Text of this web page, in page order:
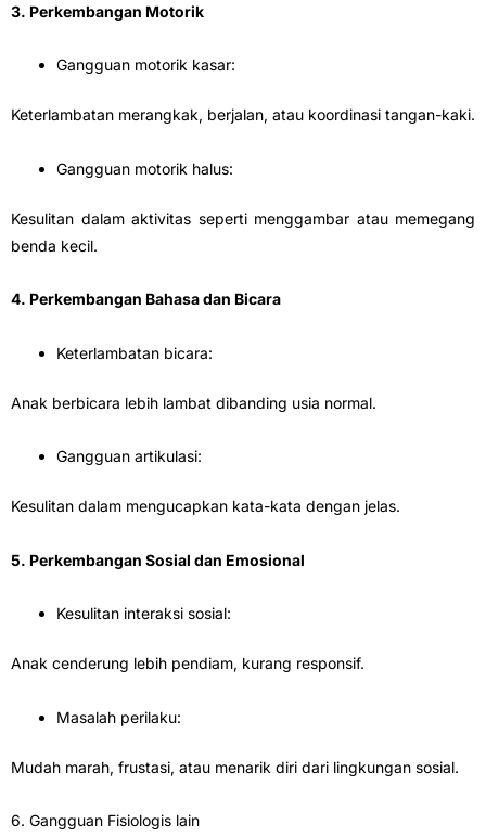
3. Perkembangan Motorik
Gangguan motorik kasar:
Keterlambatan merangkak, berjalan, atau koordinasi tangan-kaki.
Gangguan motorik halus:
Kesulitan dalam aktivitas seperti menggambar atau memegang
benda kecil.
4. Perkembangan Bahasa dan Bicara
Keterlambatan bicara:
Anak berbicara lebih lambat dibanding usia normal.
Gangguan artikulasi:
Kesulitan dalam mengucapkan kata-kata dengan jelas.
5. Perkembangan Sosial dan Emosional
Kesulitan interaksi sosial:
Anak cenderung lebih pendiam, kurang responsif.
Masalah perilaku:
Mudah marah, frustasi, atau menarik diri dari lingkungan sosial.
6. Gangguan Fisiologis lain